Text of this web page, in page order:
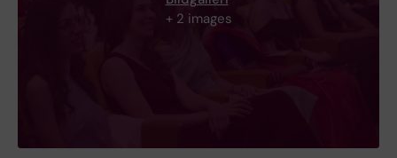
+ 2 images